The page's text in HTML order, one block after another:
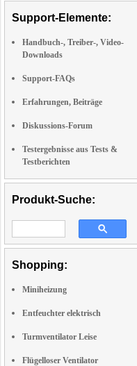
Support-Elemente:
Handbuch-, Treiber-, Video-
Downloads
Support-FAQs
Erfahrungen, Beiträge
Diskussions-Forum
Testergebnisse aus Tests &
Testberichten
Produkt-Suche:
Shopping:
Miniheizung
Entfeuchter elektrisch
Turmventilator Leise
Flügelloser Ventilator